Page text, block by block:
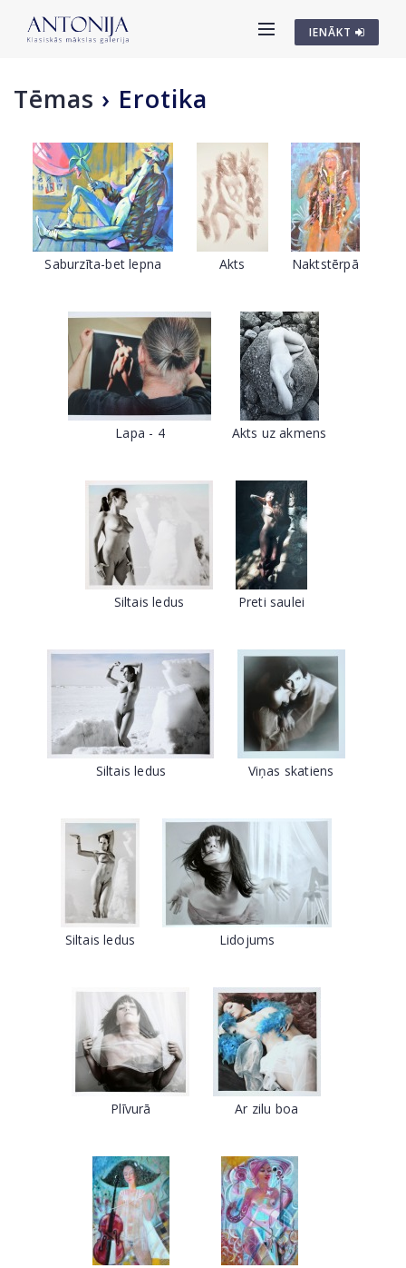
IENĀKT
Tēmas › Erotika
Saburzīta-bet lepna Akts Naktstērpā
Lapa - 4 Akts uz akmens
Siltais ledus Preti saulei
Siltais ledus Viņas skatiens
Siltais ledus Lidojums
Plīvurā Ar zilu boa